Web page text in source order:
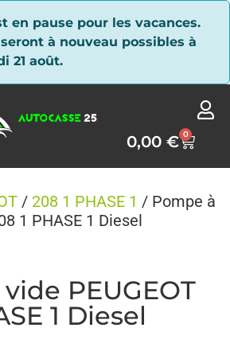
en pause pour les vacances.
à nouveau possibles à
21 août.
0,00€ 0
/ 208 1 PHASE 1 / Pompe à
1 PHASE 1 Diesel
PEUGEOT
1 Diesel
des cookies